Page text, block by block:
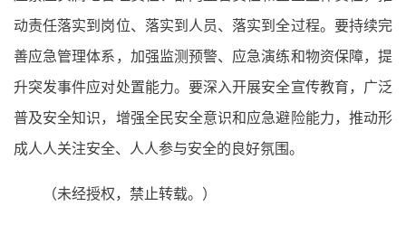
动责任落实到岗位、落实到人员、落实到全过程。要持续完
善应急管理体系，加强监测预警、应急演练和物资保障，提
升突发事件应对处置能力。要深入开展安全宣传教育，广泛
普及安全知识，增强全民安全意识和应急避险能力，推动形
成人人关注安全、人人参与安全的良好氛围。
（未经授权，禁止转载。）